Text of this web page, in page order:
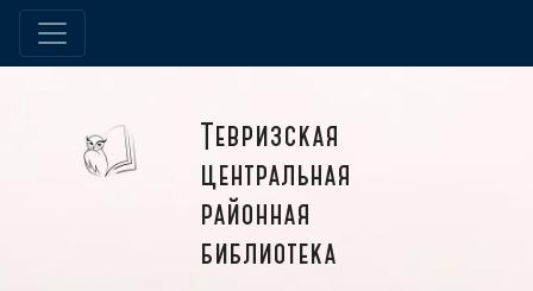
Тевризская
центральная
районная
библиотека